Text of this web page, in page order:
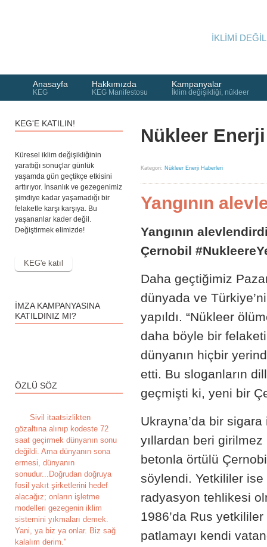
İKLİMİ
Anasayfa
KEG
Hakkımızda
KEG Manifestosu
Kampanyalar
İklim değişikliği, nükleer
Nükleer
Kategori: Nükleer Enerji Haberleri
Yangının
Yangının
Çernobil
Daha geçtiğimiz
dünyada ve
yapıldı. “Nükleer
daha böyle bir
dünyanın hiçbir
etti. Bu sloganların
geçmişti ki, yeni bir
Ukrayna’da bir sigara
yıllardan beri
betonla örtülü
söylendi. Yetkililer ise
radyasyon tehlikesi
1986’da Rus
patlamayı kendi
KEG'E KATILIN!
Küresel iklim değişikliğinin
yarattığı sonuçlar günlük
yaşamda gün geçtikçe etkisini
arttırıyor. İnsanlık ve gezegenimiz
şimdiye kadar yaşamadığı bir
felaketle karşı karşıya. Bu
yaşananlar kader değil.
Değiştirmek elimizde!
İMZA KAMPANYASINA
KATILDINIZ MI?
ÖZLÜ SÖZ
Sivil itaatsizlikten
gözaltına alınıp kodeste 72
saat geçirmek dünyanın sonu
değildi. Ama dünyanın sona
ermesi, dünyanın
sonudur...Doğrudan doğruya
fosil yakıt şirketlerini hedef
alacağız; onların işletme
modelleri gezegenin iklim
sistemini yıkmaları demek.
Yani, ya biz ya onlar. Biz sağ
kalalım derim."